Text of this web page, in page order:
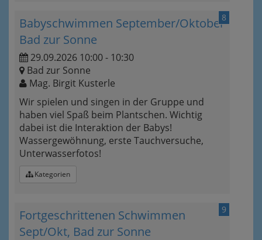
8
Babyschwimmen September/Oktober
Bad zur Sonne
29.09.2026 10:00 - 10:30
Bad zur Sonne
Mag. Birgit Kusterle
Wir spielen und singen in der Gruppe und
haben viel Spaß beim Plantschen. Wichtig
dabei ist die Interaktion der Babys!
Wassergewöhnung, erste Tauchversuche,
Unterwasserfotos!
Kategorien
9
Fortgeschrittenen Schwimmen
Sept/Okt, Bad zur Sonne